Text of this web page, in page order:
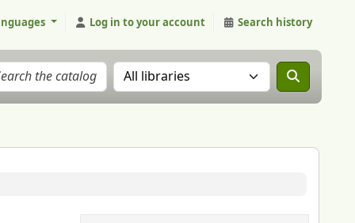
Log in to your account Search history
Search the catalog in: